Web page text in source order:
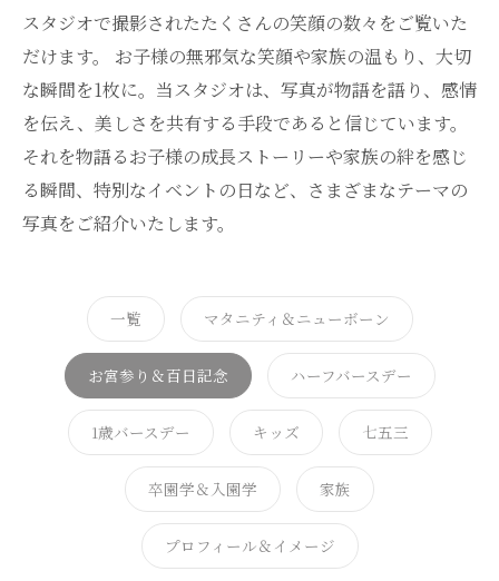
スタジオで撮影されたたくさんの笑顔の数々をご覧いた
だけます。 お子様の無邪気な笑顔や家族の温もり、大切
な瞬間を1枚に。当スタジオは、写真が物語を語り、感情
を伝え、美しさを共有する手段であると信じています。
それを物語るお子様の成長ストーリーや家族の絆を感じ
る瞬間、特別なイベントの日など、さまざまなテーマの
写真をご紹介いたします。
一覧 マタニティ＆ニューボーン
お宮参り＆百日記念 ハーフバースデー
1歳バースデー キッズ 七五三
卒園学＆入園学 家族
プロフィール＆イメージ